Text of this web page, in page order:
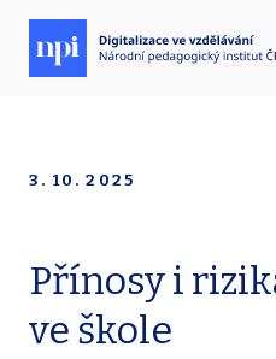
3. 10. 2025
Přínosy i
ve škole